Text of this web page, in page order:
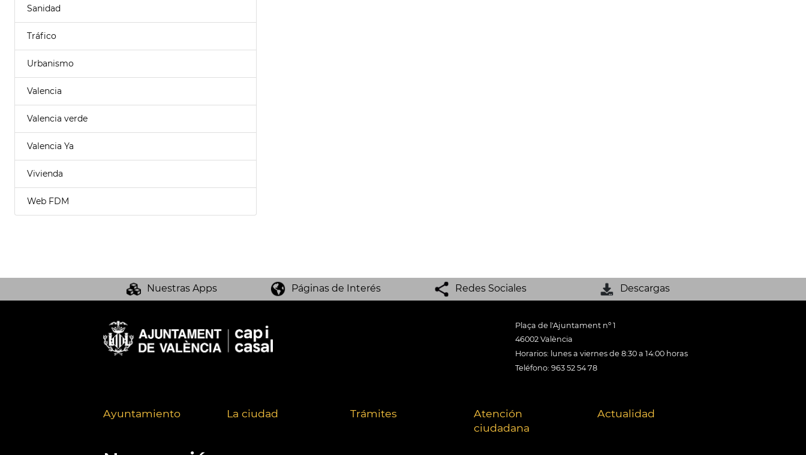
Sanidad
Tráfico
Urbanismo
Valencia
Valencia verde
Valencia Ya
Vivienda
Web FDM
Nuestras Apps Páginas de Interés Redes Sociales Descargas
Plaça de l'Ajuntament nº 1
46002 València
Horarios: lunes a viernes de 8:30 a 14:00 horas
Teléfono: 963 52 54 78
Ayuntamiento La ciudad Trámites
Atención
ciudadana
Actualidad